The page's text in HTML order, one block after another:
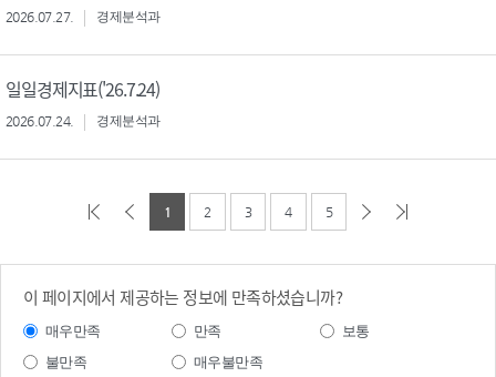
2026.07.27. 경제분석과
일일경제지표('26.7.24)
2026.07.24. 경제분석과
1 2 3 4 5
이 페이지에서 제공하는 정보에 만족하셨습니까?
매우만족 만족
보통
불만족
매우불만족